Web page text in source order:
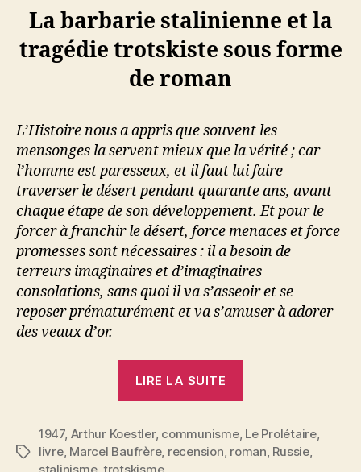
La barbarie stalinienne et la
tragédie trotskiste sous forme
de roman
L’Histoire nous a appris que souvent les
mensonges la servent mieux que la vérité ; car
l’homme est paresseux, et il faut lui faire
traverser le désert pendant quarante ans, avant
chaque étape de son développement. Et pour le
forcer à franchir le désert, force menaces et force
promesses sont nécessaires : il a besoin de
terreurs imaginaires et d’imaginaires
consolations, sans quoi il va s’asseoir et se
reposer prématurément et va s’amuser à adorer
des veaux d’or.
LIRE LA SUITE
l’Infini »
Étiquettes
1947, Arthur Koestler, communisme, Le Prolétaire,
livre, Marcel Baufrère, recension, roman, Russie,